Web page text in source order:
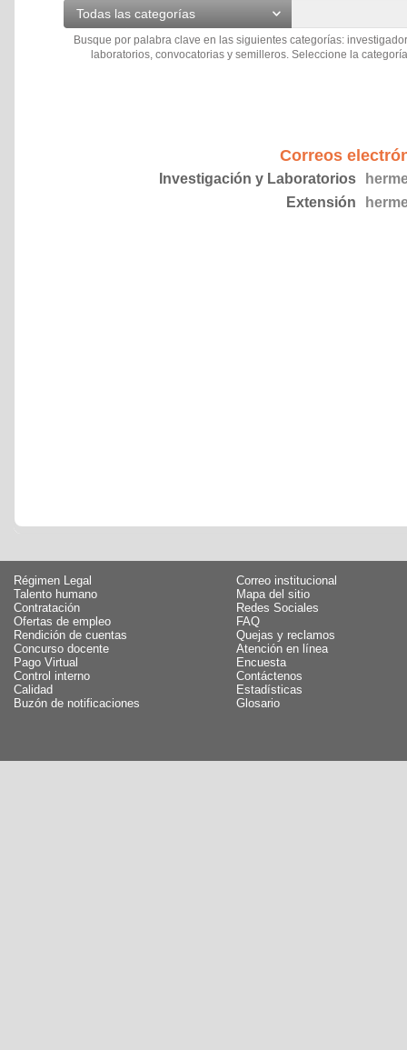
Todas las categorías
Busque por palabra clave en las siguientes categorías:
laboratorios, convocatorias y semilleros. Seleccione la
Correos
Investigación y Laboratorios
Extensión
Régimen Legal
Talento humano
Contratación
Ofertas de empleo
Rendición de cuentas
Concurso docente
Pago Virtual
Control interno
Calidad
Buzón de notificaciones
Correo institucional
Mapa del sitio
Redes Sociales
FAQ
Quejas y reclamos
Atención en línea
Encuesta
Contáctenos
Estadísticas
Glosario